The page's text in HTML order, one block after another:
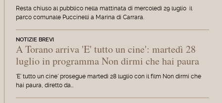
Resta chiuso al pubblico nella mattinata di mercoledì 29 luglio il
parco comunale Puccinelli a Marina di Carrara.
NOTIZIE BREVI
A Torano arriva 'E' tutto un cine': martedì 28
luglio in programma Non dirmi che hai paura
'E' tutto un cine' prosegue martedì 28 luglio con il film Non dirmi che
hai paura, diretto da…